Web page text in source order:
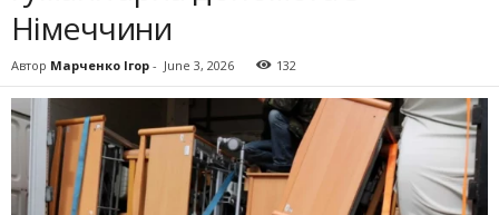
Німеччини
Автор Марченко Ігор - June 3, 2026 132